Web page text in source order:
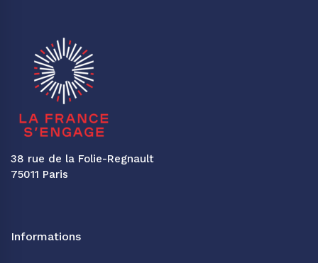
38 rue de la Folie-Regnault
75011 Paris
Informations